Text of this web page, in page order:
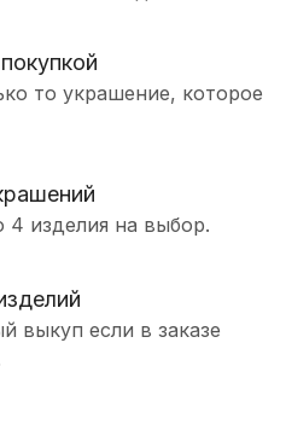
то украшение, которое
изделия на выбор.
выкуп если в заказе